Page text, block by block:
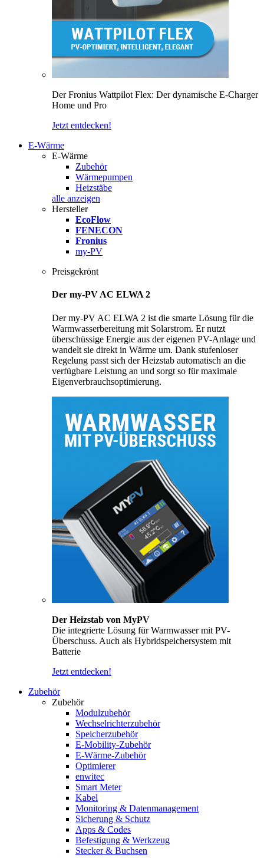
Der Fronius Wattpilot Flex: Der dynamische E-Charger
Home und Pro
Jetzt entdecken!
E-Wärme
E-Wärme
Zubehör
Wärmepumpen
Heizstäbe
alle anzeigen
Hersteller
EcoFlow
FENECON
Fronius
my-PV
Preisgekrönt
Der my-PV AC ELWA 2
Der my-PV AC ELWA 2 ist die smarte Lösung für die
Warmwasserbereitung mit Solarstrom. Er nutzt
überschüssige Energie aus der eigenen PV-Anlage und
wandelt sie direkt in Wärme um. Dank stufenloser
Regelung passt sich der Heizstab automatisch an die
verfügbare Leistung an und sorgt so für maximale
Eigenverbrauchsoptimierung.
Der Heizstab von MyPV
Die integrierte Lösung für Warmwasser mit PV-
Überschuss. Auch als Hybridspeichersystem mit
Batterie
Jetzt entdecken!
Zubehör
Zubehör
Modulzubehör
Wechselrichterzubehör
Speicherzubehör
E-Mobility-Zubehör
E-Wärme-Zubehör
Optimierer
enwitec
Smart Meter
Kabel
Monitoring & Datenmanagement
Sicherung & Schutz
Apps & Codes
Befestigung & Werkzeug
Stecker & Buchsen